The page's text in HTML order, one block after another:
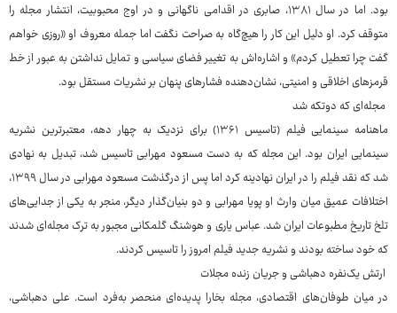
بود. اما در سال ۱۳۸۱، صابری در اقدامی ناگهانی و در اوج محبوبیت، انتشار مجله را
متوقف کرد. او دلیل این کار را هیچ‌گاه به صراحت نگفت اما جمله معروف او «روزی خواهم
گفت چرا تعطیل کردم» و اشاره‌اش به تغییر فضای سیاسی و تمایل نداشتن به عبور از خط
قرمزهای اخلاقی و امنیتی، نشان‌دهنده فشارهای پنهان بر نشریات مستقل بود.
مجله‌ای که دوتکه شد
ماهنامه سینمایی فیلم (تاسیس ۱۳۶۱) برای نزدیک به چهار دهه، معتبرترین نشریه
سینمایی ایران بود. این مجله که به دست مسعود مهرابی تاسیس شد، تبدیل به نهادی
شد که نقد فیلم را در ایران نهادینه کرد اما پس از درگذشت مسعود مهرابی در سال ۱۳۹۹،
اختلافات عمیق میان وارث او پویا مهرابی و دو بنیان‌گذار دیگر، منجر به یکی از جدایی‌های
تلخ تاریخ مطبوعات ایران شد. عباس یاری و هوشنگ گلمکانی مجبور به ترک مجله‌ای شدند
که خود ساخته بودند و نشریه جدید فیلم امروز را تاسیس کردند.
ارتش یک‌نفره دهباشی و جریان زنده مجلات
در میان طوفان‌های اقتصادی، مجله بخارا پدیده‌ای منحصر به‌فرد است. علی دهباشی،